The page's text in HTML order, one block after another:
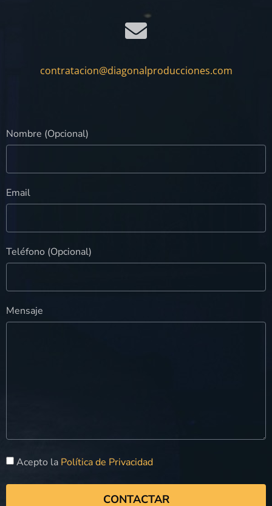
contratacion@diagonalproducciones.com
Nombre (Opcional)
Email
Teléfono (Opcional)
Mensaje
Acepto la Política de Privacidad
CONTACTAR